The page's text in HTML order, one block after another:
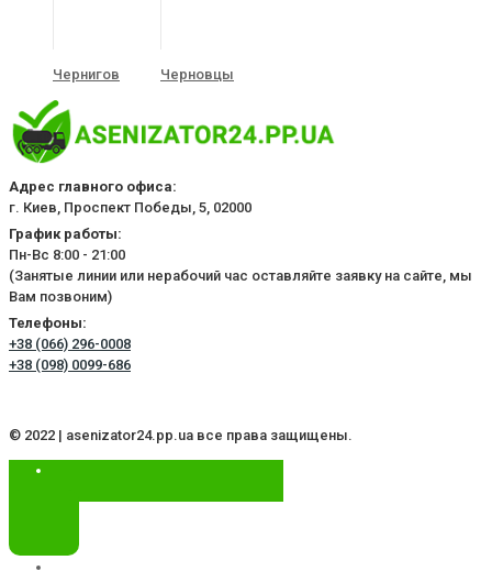
Чернигов Черновцы
Адрес главного офиса:
г. Киев, Проспект Победы, 5, 02000
График работы:
Пн-Вс 8:00 - 21:00
(Занятые линии или нерабочий час оставляйте заявку на сайте, мы
Вам позвоним)
Телефоны:
+38 (066) 296-0008
+38 (098) 0099-686
© 2022 | asenizator24.pp.ua все права защищены.